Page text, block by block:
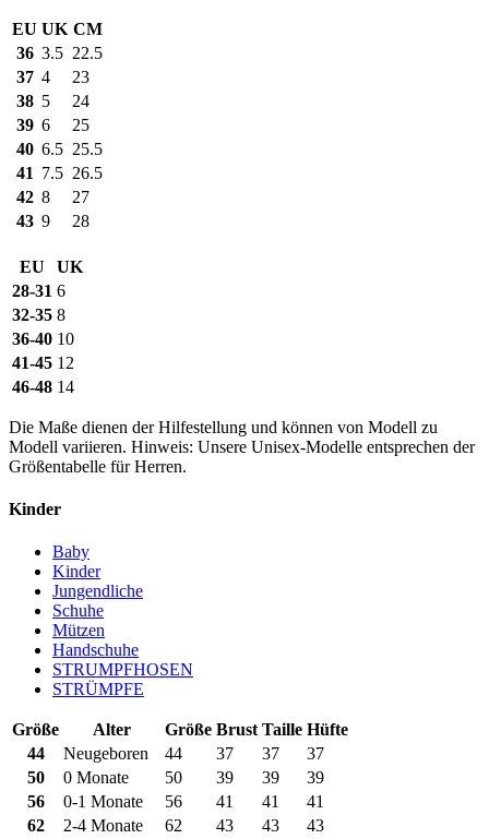
EU UK CM
36 3.5 22.5
37 4
23
38 5
24
39 6
25
40 6.5 25.5
41 7.5 26.5
42 8
27
43 9 28
EU
UK
28-31 6
32-35 8
36-40 10
41-45 12
46-48 14
Die Maße dienen der Hilfestellung und können von Modell zu
Modell variieren. Hinweis: Unsere Unisex-Modelle entsprechen der
Größentabelle für Herren.
Kinder
Baby
Kinder
Jungendliche
Schuhe
Mützen
Handschuhe
STRUMPFHOSEN
STRÜMPFE
Größe Alter Größe Brust Taille Hüfte
44
Neugeboren 44 37 37
37
50
0 Monate 50 39 39
39
56
0-1 Monate 56 41 41
41
62
2-4 Monate 62 43 43
43